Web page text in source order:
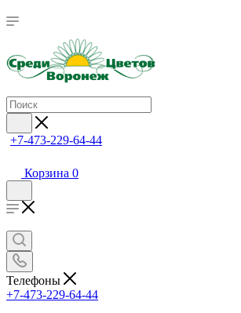
+7-473-229-64-44
Корзина 0
Телефоны
+7-473-229-64-44